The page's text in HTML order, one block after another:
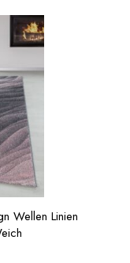
Wellen Linien